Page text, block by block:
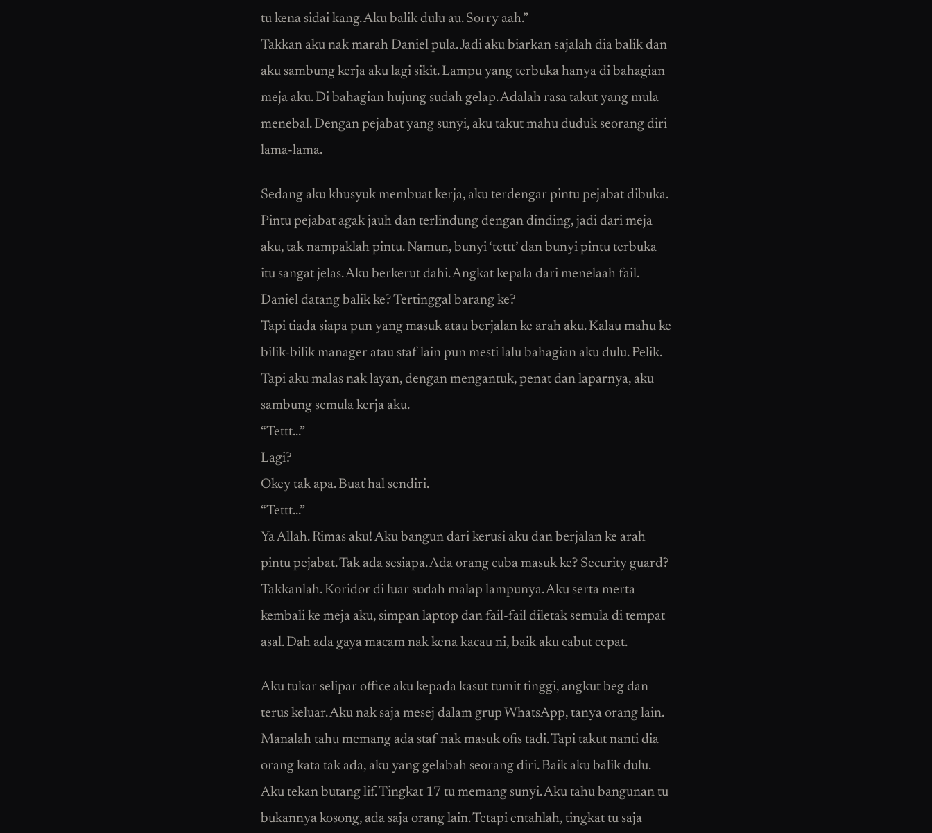
tu kena sidai kang. Aku balik dulu au. Sorry aah.”
Takkan aku nak marah Daniel pula. Jadi aku biarkan sajalah dia balik dan
aku sambung kerja aku lagi sikit. Lampu yang terbuka hanya di bahagian
meja aku. Di bahagian hujung sudah gelap. Adalah rasa takut yang mula
menebal. Dengan pejabat yang sunyi, aku takut mahu duduk seorang diri
lama-lama.
Sedang aku khusyuk membuat kerja, aku terdengar pintu pejabat dibuka.
Pintu pejabat agak jauh dan terlindung dengan dinding, jadi dari meja
aku, tak nampaklah pintu. Namun, bunyi ‘tettt’ dan bunyi pintu terbuka
itu sangat jelas. Aku berkerut dahi. Angkat kepala dari menelaah fail.
Daniel datang balik ke? Tertinggal barang ke?
Tapi tiada siapa pun yang masuk atau berjalan ke arah aku. Kalau mahu ke
bilik-bilik manager atau staf lain pun mesti lalu bahagian aku dulu. Pelik.
Tapi aku malas nak layan, dengan mengantuk, penat dan laparnya, aku
sambung semula kerja aku.
“Tettt…”
Lagi?
Okey tak apa. Buat hal sendiri.
“Tettt…”
Ya Allah. Rimas aku! Aku bangun dari kerusi aku dan berjalan ke arah
pintu pejabat. Tak ada sesiapa. Ada orang cuba masuk ke? Security guard?
Takkanlah. Koridor di luar sudah malap lampunya. Aku serta merta
kembali ke meja aku, simpan laptop dan fail-fail diletak semula di tempat
asal. Dah ada gaya macam nak kena kacau ni, baik aku cabut cepat.
Aku tukar selipar office aku kepada kasut tumit tinggi, angkut beg dan
terus keluar. Aku nak saja mesej dalam grup WhatsApp, tanya orang lain.
Manalah tahu memang ada staf nak masuk ofis tadi. Tapi takut nanti dia
orang kata tak ada, aku yang gelabah seorang diri. Baik aku balik dulu.
Aku tekan butang lif. Tingkat 17 tu memang sunyi. Aku tahu bangunan tu
bukannya kosong, ada saja orang lain. Tetapi entahlah, tingkat tu saja